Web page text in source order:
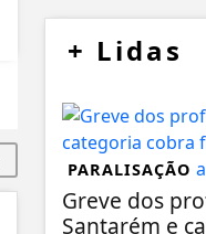
+ Lidas
PARALISAÇÃO
Greve dos
Santarém e